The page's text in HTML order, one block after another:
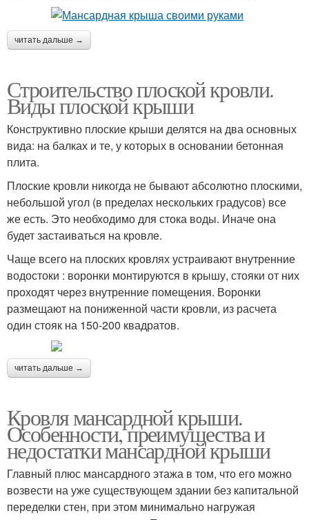
читать дальше →
Строительство плоской кровли.
Виды плоской крыши
Конструктивно плоские крыши делятся на два основных
вида: на балках и те, у которых в основании бетонная
плита.
Плоские кровли никогда не бывают абсолютно плоскими,
небольшой угол (в пределах нескольких градусов) все
же есть. Это необходимо для стока воды. Иначе она
будет застаиваться на кровле.
Чаще всего на плоских кровлях устраивают внутренние
водостоки : воронки монтируются в крышу, стояки от них
проходят через внутренние помещения. Воронки
размещают на пониженной части кровли, из расчета
один стояк на 150-200 квадратов.
читать дальше →
Кровля мансардной крыши.
Особенности, преимущества и
недостатки мансардной крыши
Главный плюс мансардного этажа в том, что его можно
возвести на уже существующем здании без капитальной
переделки стен, при этом минимально нагружая